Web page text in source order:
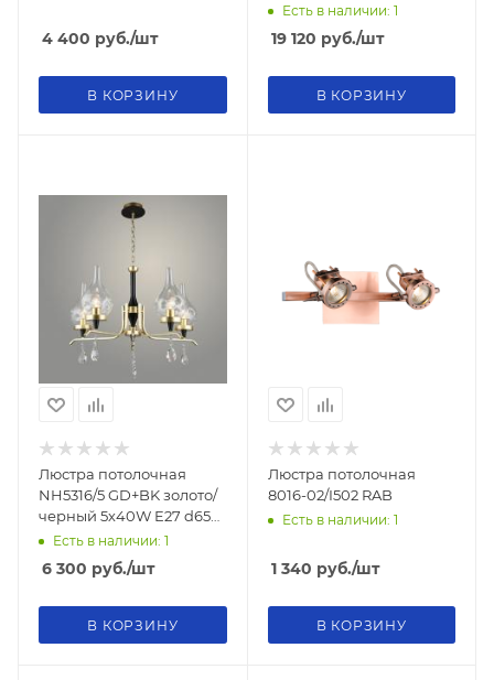
4 400 руб./шт
В КОРЗИНУ
Есть в наличии: 1
19 120 руб./шт
В КОРЗИНУ
Люстра потолочная
NH5316/5 GD+BK золото/
черный 5х40W E27 d650
h820, QH23
Есть в наличии: 1
6 300 руб./шт
В КОРЗИНУ
Люстра потолочная
8016-02/I502 RAB
Есть в наличии: 1
1 340 руб./шт
В КОРЗИНУ